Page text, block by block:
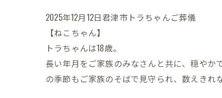
2025年12月12日君津市トラちゃんご葬儀
【ねこちゃん】
トラちゃんは18歳。
長い年月をご家族のみなさんと共に、穏や
の季節もご家族のそばで見守られ、数えきれ